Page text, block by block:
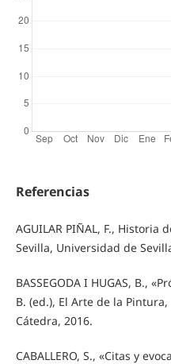
Referencias
AGUILAR PIÑAL, F., Historia
Sevilla, Universidad de
BASSEGODA I HUGAS, B.,
B. (ed.), El Arte de la
Cátedra, 2016.
CABALLERO, S., «Citas y